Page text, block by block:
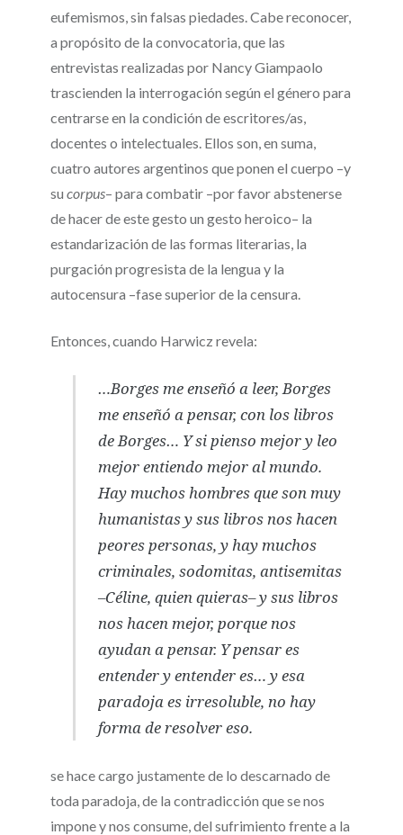
eufemismos, sin falsas piedades. Cabe reconocer,
a propósito de la convocatoria, que las
entrevistas realizadas por Nancy Giampaolo
trascienden la interrogación según el género para
centrarse en la condición de escritores/as,
docentes o intelectuales. Ellos son, en suma,
cuatro autores argentinos que ponen el cuerpo –y
su corpus– para combatir –por favor abstenerse
de hacer de este gesto un gesto heroico– la
estandarización de las formas literarias, la
purgación progresista de la lengua y la
autocensura –fase superior de la censura.
Entonces, cuando Harwicz revela:
…Borges me enseñó a leer, Borges
me enseñó a pensar, con los libros
de Borges… Y si pienso mejor y leo
mejor entiendo mejor al mundo.
Hay muchos hombres que son muy
humanistas y sus libros nos hacen
peores personas, y hay muchos
criminales, sodomitas, antisemitas
–Céline, quien quieras– y sus libros
nos hacen mejor, porque nos
ayudan a pensar. Y pensar es
entender y entender es… y esa
paradoja es irresoluble, no hay
forma de resolver eso.
se hace cargo justamente de lo descarnado de
toda paradoja, de la contradicción que se nos
impone y nos consume, del sufrimiento frente a la